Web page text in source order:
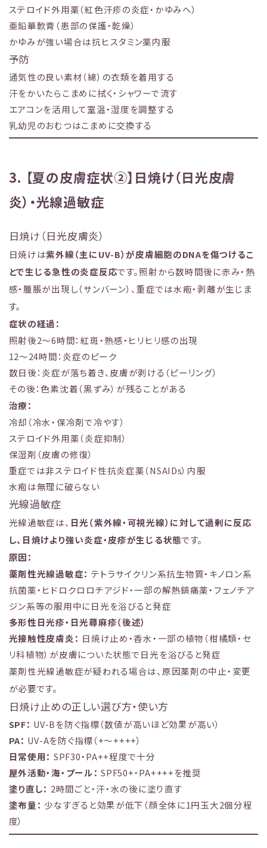
ステロイド外用薬（紅色汗疹の炎症・かゆみへ）
亜鉛華軟膏（患部の保護・乾燥）
かゆみが強い場合は抗ヒスタミン薬内服
予防
通気性の良い素材（綿）の衣類を着用する
汗をかいたらこまめに拭く・シャワーで流す
エアコンを活用して室温・湿度を調整する
乳幼児のおむつはこまめに交換する
3. 【夏の皮膚症状②】日焼け（日光皮膚
炎）・光線過敏症
日焼け（日光皮膚炎）
日焼けは紫外線（主にUV-B）が皮膚細胞のDNAを傷つけるこ
とで生じる急性の炎症反応です。照射から数時間後に赤み・熱
感・腫脹が出現し（サンバーン）、重症では水疱・剥離が生じま
す。
症状の経過：
照射後2〜6時間：紅斑・熱感・ヒリヒリ感の出現
12〜24時間：炎症のピーク
数日後：炎症が落ち着き、皮膚が剥ける（ピーリング）
その後：色素沈着（黒ずみ）が残ることがある
治療：
冷却（冷水・保冷剤で冷やす）
ステロイド外用薬（炎症抑制）
保湿剤（皮膚の修復）
重症では非ステロイド性抗炎症薬（NSAIDs）内服
水疱は無理に破らない
光線過敏症
光線過敏症は、 日光（紫外線・可視光線）に対して過剰に反応
し、日焼けより強い炎症・皮疹が生じる状態です。
原因：
薬剤性光線過敏症： テトラサイクリン系抗生物質・キノロン系
抗菌薬・ヒドロクロロチアジド・一部の解熱鎮痛薬・フェノチア
ジン系等の服用中に日光を浴びると発症
多形性日光疹・日光蕁麻疹（後述）
光接触性皮膚炎： 日焼け止め・香水・一部の植物（柑橘類・セ
リ科植物）が皮膚についた状態で日光を浴びると発症
薬剤性光線過敏症が疑われる場合は、原因薬剤の中止・変更
が必要です。
日焼け止めの正しい選び方・使い方
SPF： UV-Bを防ぐ指標（数値が高いほど効果が高い）
PA： UV-Aを防ぐ指標（+〜++++）
日常使用： SPF30・PA++程度で十分
屋外活動・海・プール： SPF50+・PA++++を推奨
塗り直し： 2時間ごと・汗・水の後に塗り直す
塗布量： 少なすぎると効果が低下（顔全体に1円玉大2個分程
度）